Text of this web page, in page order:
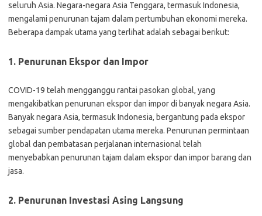
seluruh Asia. Negara-negara Asia Tenggara, termasuk Indonesia,
mengalami penurunan tajam dalam pertumbuhan ekonomi mereka.
Beberapa dampak utama yang terlihat adalah sebagai berikut:
1. Penurunan Ekspor dan Impor
COVID-19 telah mengganggu rantai pasokan global, yang
mengakibatkan penurunan ekspor dan impor di banyak negara Asia.
Banyak negara Asia, termasuk Indonesia, bergantung pada ekspor
sebagai sumber pendapatan utama mereka. Penurunan permintaan
global dan pembatasan perjalanan internasional telah
menyebabkan penurunan tajam dalam ekspor dan impor barang dan
jasa.
2. Penurunan Investasi Asing Langsung